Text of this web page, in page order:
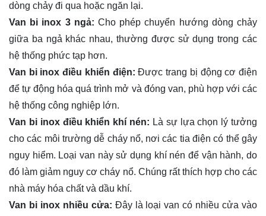
dòng chảy đi qua hoặc ngăn lại.
Van bi inox 3 ngả: Cho phép chuyển hướng dòng chảy
giữa ba ngả khác nhau, thường được sử dụng trong các
hệ thống phức tạp hơn.
Van bi inox điều khiển điện: Được trang bị động cơ điện
để tự động hóa quá trình mở và đóng van, phù hợp với các
hệ thống công nghiệp lớn.
Van bi inox điều khiển khí nén: Là sự lựa chọn lý tưởng
cho các môi trường dễ cháy nổ, nơi các tia điện có thể gây
nguy hiểm. Loại van này sử dụng khí nén để vận hành, do
đó làm giảm nguy cơ cháy nổ. Chúng rất thích hợp cho các
nhà máy hóa chất và dầu khí.
Van bi inox nhiều cửa: Đây là loại van có nhiều cửa vào